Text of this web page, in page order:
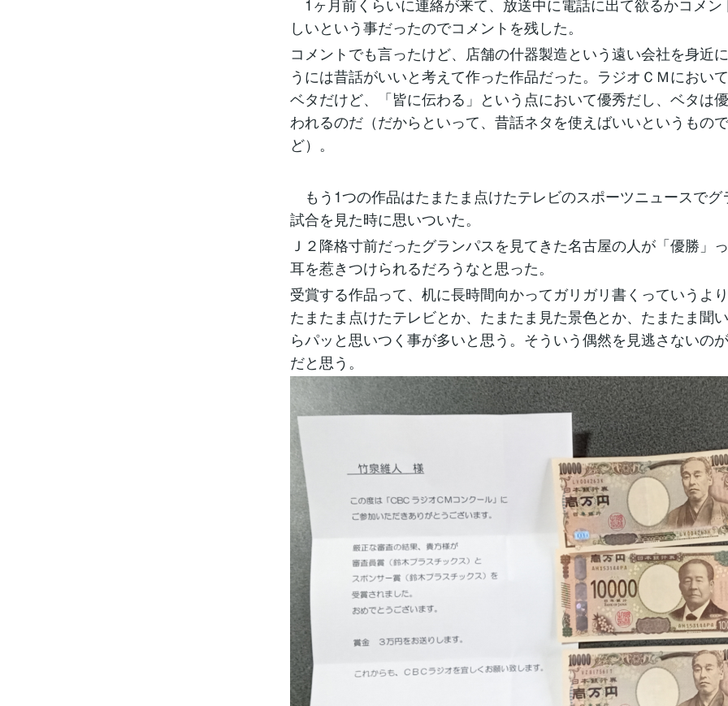
しいという事だったのでコメントを残した。
コメントでも言ったけど、店舗の什器製造という遠い会社を身近
うには昔話がいいと考えて作った作品だった。ラジオＣＭにおい
ベタだけど、「皆に伝わる」という点において優秀だし、ベタは
われるのだ（だからといって、昔話ネタを使えばいいというもの
ど）。
もう1つの作品はたまたま点けたテレビのスポーツニュースでグ
試合を見た時に思いついた。
Ｊ２降格寸前だったグランパスを見てきた名古屋の人が「優勝」
耳を惹きつけられるだろうなと思った。
受賞する作品って、机に長時間向かってガリガリ書くっていうよ
たまたま点けたテレビとか、たまたま見た景色とか、たまたま聞
らパッと思いつく事が多いと思う。そういう偶然を見逃さないの
だと思う。